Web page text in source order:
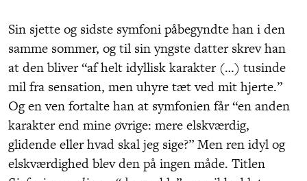
Sin sjette og sidste symfoni påbegyndte han i den
samme sommer, og til sin yngste datter skrev han
at den bliver “af helt idyllisk karakter (…) tusinde
mil fra sensation, men uhyre tæt ved mit hjerte.”
Og en ven fortalte han at symfonien får “en anden
karakter end mine øvrige: mere elskværdig,
glidende eller hvad skal jeg sige?” Men ren idyl og
elskværdighed blev den på ingen måde. Titlen